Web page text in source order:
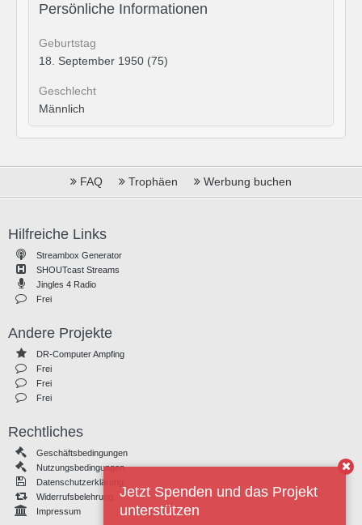
Persönliche Informationen
Geburtstag
18. September 1950 (75)
Geschlecht
Männlich
FAQ Trophäen Werbung buchen
Hilfreiche Links
Streambox Generator
SHOUTcast Streams
Jingles 4 Radio
Frei
Andere Projekte
DR-Computer Ampfing
Frei
Frei
Frei
Rechtliches
Geschäftsbedingungen
Nutzungsbedingungen
Datenschutzerklärung
Widerrufsbelehrung
Impressum
Jetzt Spenden und das Projekt
unterstützen